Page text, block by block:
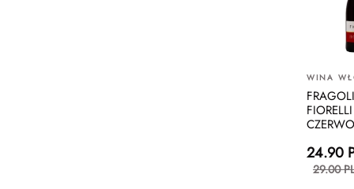
WINA
FIORELLI
24.90
29.00